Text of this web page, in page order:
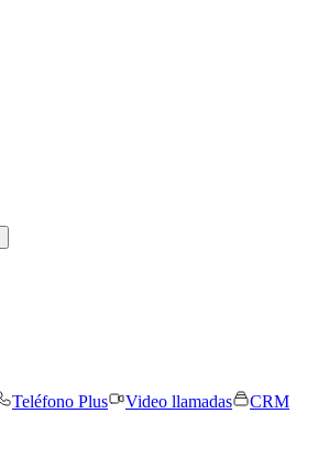
Teléfono Plus Video llamadas
CRM